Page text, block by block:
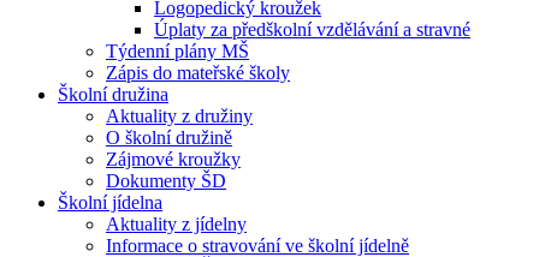
Logopedický kroužek
Úplaty za předškolní vzdělávání a stravné
Týdenní plány MŠ
Zápis do mateřské školy
Školní družina
Aktuality z družiny
O školní družině
Zájmové kroužky
Dokumenty ŠD
Školní jídelna
Aktuality z jídelny
Informace o stravování ve školní jídelně